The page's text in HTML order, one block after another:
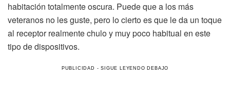
habitación totalmente oscura. Puede que a los más
veteranos no les guste, pero lo cierto es que le da un toque
al receptor realmente chulo y muy poco habitual en este
tipo de dispositivos.